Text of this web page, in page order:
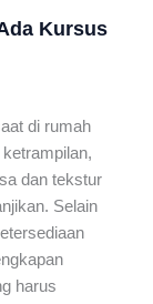
Kursus
di rumah
dan tekstur
Selain
harus